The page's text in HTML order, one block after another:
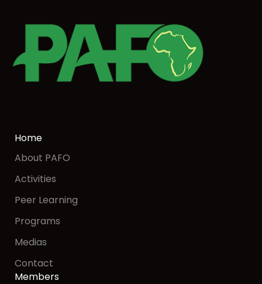
Home
About PAFO
Activities
Peer Learning
Programs
Medias
Contact
Members